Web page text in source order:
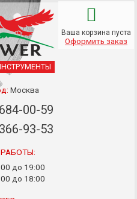
Москва
00-59
93-53
до 19:00
до 18:00
Ваша корзина пуста
Оформить заказ